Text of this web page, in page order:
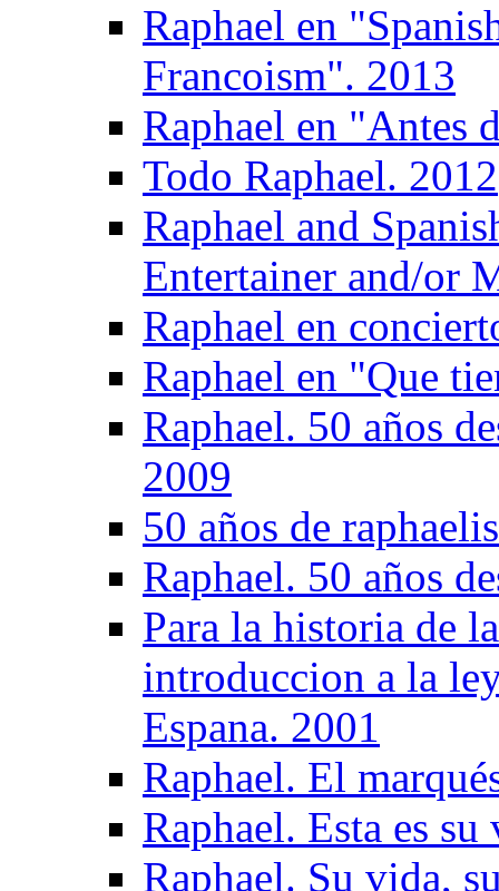
Raphael en
Francoism". 2013
Raphael en "Antes
Todo Raphael. 2012
Raphael and
Entertainer and/or
Raphael en
Raphael en "Que
Raphael. 50 años
2009
50 años de
Raphael. 50 años
Para la historia de
introduccion a la
Espana. 2001
Raphael. El
Raphael. Esta es
Raphael. Su vida,